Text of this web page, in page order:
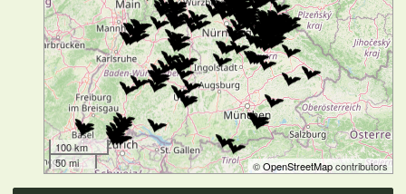
100 km
50 mi
©OpenStreetMapcontributors